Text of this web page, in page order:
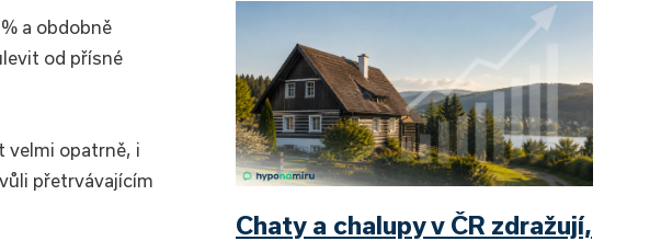
a obdobně
od přísné
velmi opatrně, i
přetrvávajícím
Chaty a chalupy v ČR zdražují,